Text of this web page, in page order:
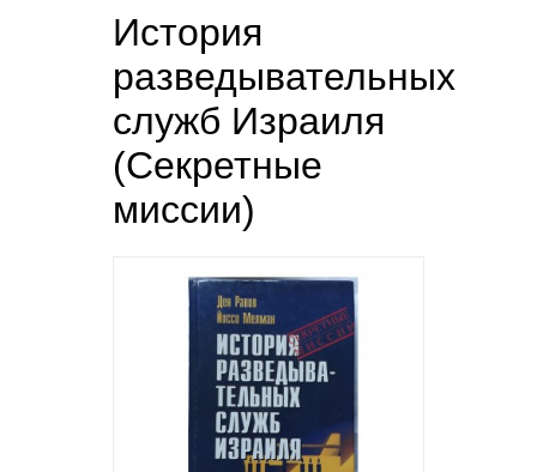
История
разведывательных
служб Израиля
(Секретные
миссии)